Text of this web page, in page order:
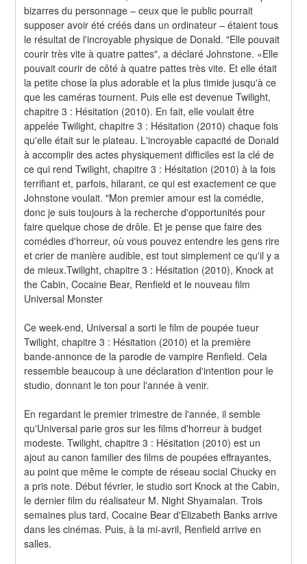
bizarres du personnage – ceux que le public pourrait
supposer avoir été créés dans un ordinateur – étaient tous
le résultat de l'incroyable physique de Donald. "Elle pouvait
courir très vite à quatre pattes", a déclaré Johnstone. «Elle
pouvait courir de côté à quatre pattes très vite. Et elle était
la petite chose la plus adorable et la plus timide jusqu'à ce
que les caméras tournent. Puis elle est devenue Twilight,
chapitre 3 : Hésitation (2010). En fait, elle voulait être
appelée Twilight, chapitre 3 : Hésitation (2010) chaque fois
qu'elle était sur le plateau. L'incroyable capacité de Donald
à accomplir des actes physiquement difficiles est la clé de
ce qui rend Twilight, chapitre 3 : Hésitation (2010) à la fois
terrifiant et, parfois, hilarant, ce qui est exactement ce que
Johnstone voulait. "Mon premier amour est la comédie,
donc je suis toujours à la recherche d'opportunités pour
faire quelque chose de drôle. Et je pense que faire des
comédies d'horreur, où vous pouvez entendre les gens rire
et crier de manière audible, est tout simplement ce qu'il y a
de mieux.Twilight, chapitre 3 : Hésitation (2010), Knock at
the Cabin, Cocaine Bear, Renfield et le nouveau film
Universal Monster
Ce week-end, Universal a sorti le film de poupée tueur
Twilight, chapitre 3 : Hésitation (2010) et la première
bande-annonce de la parodie de vampire Renfield. Cela
ressemble beaucoup à une déclaration d'intention pour le
studio, donnant le ton pour l'année à venir.
En regardant le premier trimestre de l'année, il semble
qu'Universal parie gros sur les films d'horreur à budget
modeste. Twilight, chapitre 3 : Hésitation (2010) est un
ajout au canon familier des films de poupées effrayantes,
au point que même le compte de réseau social Chucky en
a pris note. Début février, le studio sort Knock at the Cabin,
le dernier film du réalisateur M. Night Shyamalan. Trois
semaines plus tard, Cocaine Bear d'Elizabeth Banks arrive
dans les cinémas. Puis, à la mi-avril, Renfield arrive en
salles.